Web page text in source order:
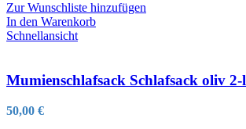
Zur Wunschliste hinzufügen
In den Warenkorb
Schnellansicht
Mumienschlafsack Schlafsack oliv
50,00 €